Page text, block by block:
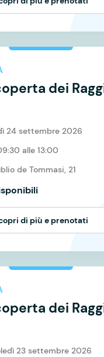
dei
24 settembre 2026
alle 13:00
de Tommasi, 21
di più e prenotati
dei
23 settembre 2026